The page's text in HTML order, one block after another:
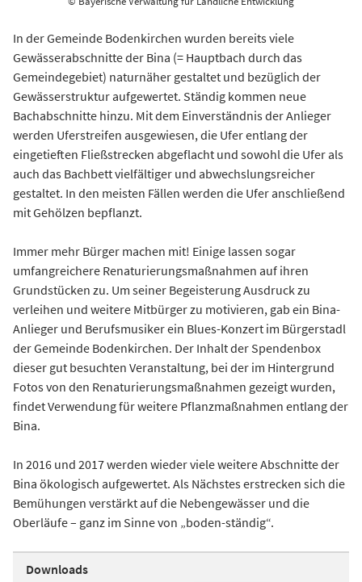
In der Gemeinde Bodenkirchen wurden bereits viele
Gewässerabschnitte der Bina (= Hauptbach durch das
Gemeindegebiet) naturnäher gestaltet und bezüglich der
Gewässerstruktur aufgewertet. Ständig kommen neue
Bachabschnitte hinzu. Mit dem Einverständnis der Anlieger
werden Uferstreifen ausgewiesen, die Ufer entlang der
eingetieften Fließstrecken abgeflacht und sowohl die Ufer als
auch das Bachbett vielfältiger und abwechslungsreicher
gestaltet. In den meisten Fällen werden die Ufer anschließend
mit Gehölzen bepflanzt.
Immer mehr Bürger machen mit! Einige lassen sogar
umfangreichere Renaturierungsmaßnahmen auf ihren
Grundstücken zu. Um seiner Begeisterung Ausdruck zu
verleihen und weitere Mitbürger zu motivieren, gab ein Bina-
Anlieger und Berufsmusiker ein Blues-Konzert im Bürgerstadl
der Gemeinde Bodenkirchen. Der Inhalt der Spendenbox
dieser gut besuchten Veranstaltung, bei der im Hintergrund
Fotos von den Renaturierungsmaßnahmen gezeigt wurden,
findet Verwendung für weitere Pflanzmaßnahmen entlang der
Bina.
In 2016 und 2017 werden wieder viele weitere Abschnitte der
Bina ökologisch aufgewertet. Als Nächstes erstrecken sich die
Bemühungen verstärkt auf die Nebengewässer und die
Oberläufe – ganz im Sinne von „boden-ständig“.
Downloads